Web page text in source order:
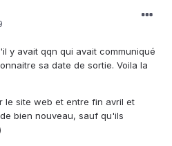
y avait qqn qui avait communiqué
sa date de sortie. Voila la
le site web et entre fin avril et
bien nouveau, sauf qu'ils